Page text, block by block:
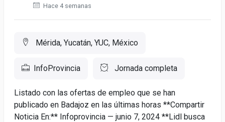
Hace 4 semanas
Mérida, Yucatán, YUC, México
InfoProvincia Jornada completa
Listado con las ofertas de empleo que se han
publicado en Badajoz en las últimas horas **Compartir
Noticia En:** Infoprovincia — junio 7, 2024 **Lidl busca